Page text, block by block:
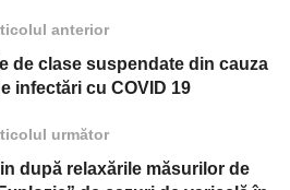
anterior
de clase suspendate din cauza
infectări cu COVID 19
următor
după relaxările măsurilor de